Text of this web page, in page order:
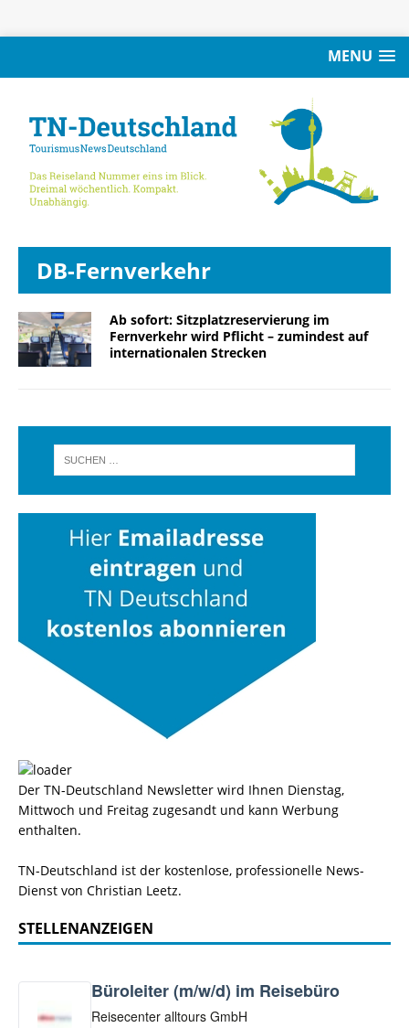
MENU
DB-Fernverkehr
Ab sofort: Sitzplatzreservierung im
Fernverkehr wird Pflicht – zumindest auf
internationalen Strecken
Der TN-Deutschland Newsletter wird Ihnen Dienstag,
Mittwoch und Freitag zugesandt und kann Werbung
enthalten.
TN-Deutschland ist der kostenlose, professionelle News-
Dienst von Christian Leetz.
STELLENANZEIGEN